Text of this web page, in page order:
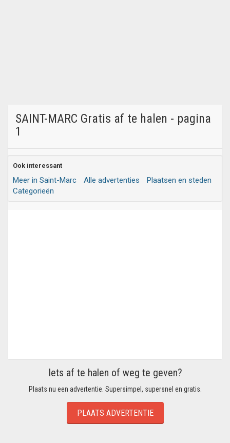
SAINT-MARC Gratis af te halen - pagina
1
Ook interessant
Meer in Saint-Marc Alle advertenties
Plaatsen en steden
Categorieën
Iets af te halen of weg te geven?
Plaats nu een advertentie. Supersimpel, supersnel en gratis.
PLAATS ADVERTENTIE